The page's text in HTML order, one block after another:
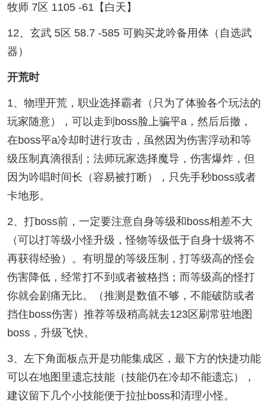
牧师 7区 1105 -61【白天】
12、玄武 5区 58.7 -585 可购买龙吟备用体（自选武
器）
开荒时
1、物理开荒，职业选择霸者（只为了体验各个玩法的
玩家随意），可以走到boss脸上骗平a，然后后撤，
在boss平a冷却时进行攻击，虽然因为伤害浮动和等
级压制真滴很刮；法师玩家选择魔导，伤害爆炸，但
因为吟唱时间长（容易被打断），只先手秒boss或者
卡地形。
2、打boss前，一定要注意自身等级和boss相差不大
（可以打等级小怪升级，怪物等级低于自身十级将不
再获得经验）。有明显的等级压制，打等级高的怪会
伤害降低，经常打不到或者被格挡；而等级高的怪打
你就会剧痛无比。（推测是数值不够，不能破防或者
挡住boss伤害）推荐等级稍高就去123区刷常驻地图
boss，升级飞快。
3、左下角面板点开是功能集成区，最下方的快捷功能
可以在地图里遗忘技能（技能仍在冷却不能遗忘），
建议留下几个小技能便于拉扯boss和清理小怪。